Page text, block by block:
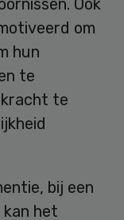
Ook
om
hun
te
te
bij een
het